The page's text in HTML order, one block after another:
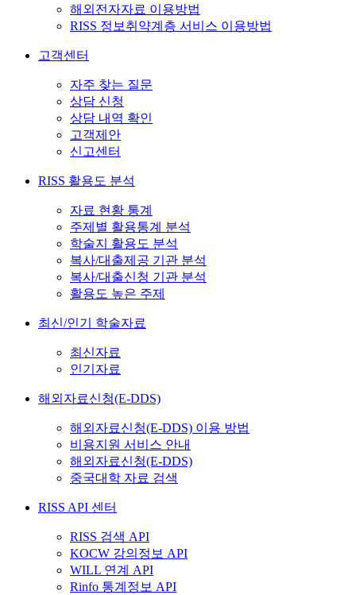
해외전자자료 이용방법
RISS 정보취약계층 서비스 이용방법
고객센터
자주 찾는 질문
상담 신청
상담 내역 확인
고객제안
신고센터
RISS 활용도 분석
자료 현황 통계
주제별 활용통계 분석
학술지 활용도 분석
복사/대출제공 기관 분석
복사/대출신청 기관 분석
활용도 높은 주제
최신/인기 학술자료
최신자료
인기자료
해외자료신청(E-DDS)
해외자료신청(E-DDS) 이용 방법
비용지원 서비스 안내
해외자료신청(E-DDS)
중국대학 자료 검색
RISS API 센터
RISS 검색 API
KOCW 강의정보 API
WILL 연계 API
Rinfo 통계정보 API